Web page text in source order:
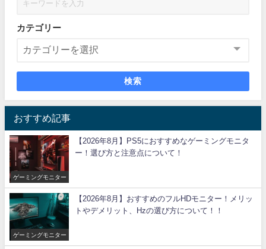
カテゴリー
検索
おすすめ記事
ゲーミングモニター
【2026年8月】PS5におすすめなゲーミングモニタ
ー！選び方と注意点について！
ゲーミングモニター
【2026年8月】おすすめのフルHDモニター！メリッ
トやデメリット、Hzの選び方について！！